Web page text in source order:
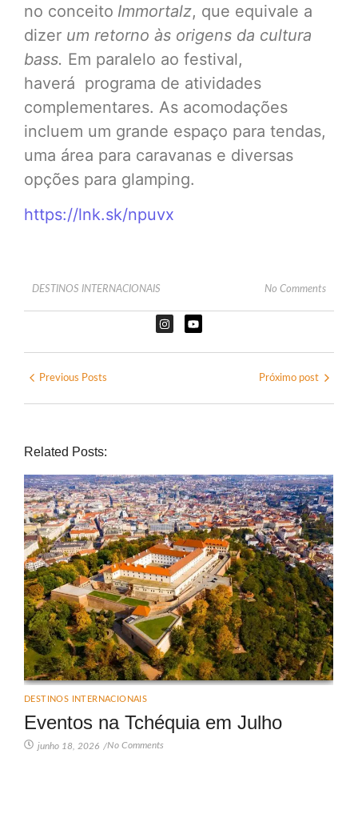
no conceito Immortalz, que equivale a
dizer um retorno às origens da cultura
bass. Em paralelo ao festival,
haverá programa de atividades
complementares. As acomodações
incluem um grande espaço para tendas,
uma área para caravanas e diversas
opções para glamping.
https://lnk.sk/npuvx
DESTINOS INTERNACIONAIS No Comments
Previous Posts Próximo post
Related Posts:
DESTINOS INTERNACIONAIS
Eventos na Tchéquia em Julho
junho 18, 2026 /No Comments